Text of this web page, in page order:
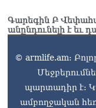
Գարեգին Բ
անընդունելի է եւ
© armlife.am:
պարտադիր է:
ամբողջական